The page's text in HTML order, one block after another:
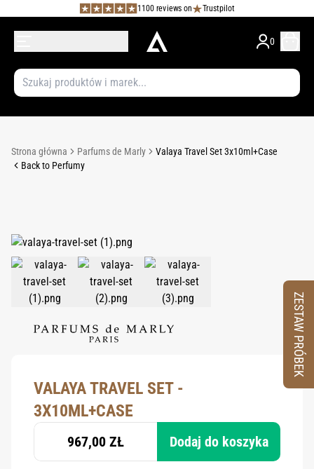
1100 reviews on Trustpilot
0
Strona główna Parfums de Marly
Valaya Travel Set 3x10ml+Case
Back to Perfumy
VALAYA TRAVEL SET -
3X10ML+CASE
967,00 ZŁ Dodaj do koszyka
ZESTAW PRÓBEK